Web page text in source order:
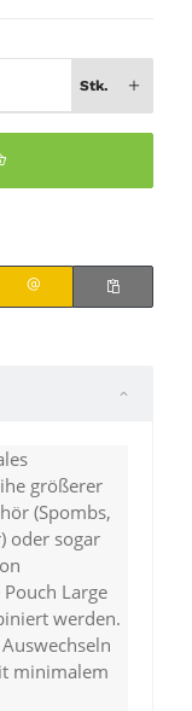
Stk.
größerer
(Spombs,
oder sogar
Large
werden.
minimalem